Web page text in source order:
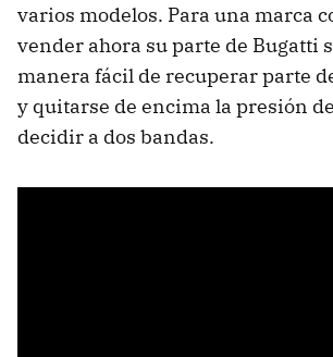
varios modelos. Para una marca
vender ahora su parte de Bugatti
manera fácil de recuperar parte
y quitarse de encima la presión
decidir a dos bandas.